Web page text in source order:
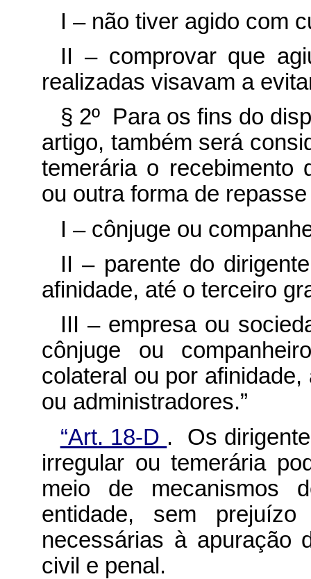
I – não tiver agido com
II – comprovar que
realizadas visavam a
§ 2º Para os fins do
artigo, também será
temerária o recebimento
ou outra forma de
I – cônjuge ou
II – parente do
afinidade, até o terceiro
III – empresa ou
cônjuge ou
colateral ou por
ou administradores.”
“Art. 18-D . Os
irregular ou temerária
meio de mecanismos
entidade, sem
necessárias à apuração
civil e penal.